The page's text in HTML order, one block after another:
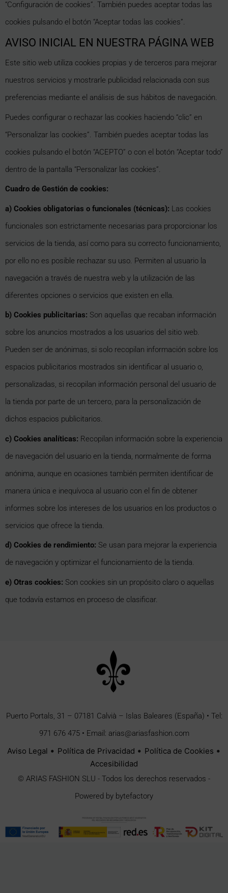
“Configuración de cookies”. También puedes aceptar todas las
cookies pulsando el botón “Aceptar todas las cookies”.
AVISO INICIAL EN NUESTRA PÁGINA WEB
Este sitio web utiliza cookies propias y de terceros para mejorar
nuestros servicios y mostrarle publicidad relacionada con sus
preferencias mediante el análisis de sus hábitos de navegación.
Puedes configurar o rechazar las cookies haciendo “clic” en
“Personalizar las cookies”. También puedes aceptar todas las
cookies pulsando el botón “ACEPTO” o con el botón “Aceptar todo”
dentro de la pantalla “Personalizar las cookies”.
Cuadro de Gestión de cookies:
a) Cookies obligatorias o funcionales (técnicas): Las cookies
funcionales son estrictamente necesarias para proporcionar los
servicios de la tienda, así como para su correcto funcionamiento,
por ello no es posible rechazar su uso. Permiten al usuario la
navegación a través de nuestra web y la utilización de las
diferentes opciones o servicios que existen en ella.
b) Cookies publicitarias: Son aquellas que recaban información
sobre los anuncios mostrados a los usuarios del sitio web.
Pueden ser de anónimas, si solo recopilan información sobre los
espacios publicitarios mostrados sin identificar al usuario o,
personalizadas, si recopilan información personal del usuario de
la tienda por parte de un tercero, para la personalización de
dichos espacios publicitarios.
c) Cookies analíticas: Recopilan información sobre la experiencia
de navegación del usuario en la tienda, normalmente de forma
anónima, aunque en ocasiones también permiten identificar de
manera única e inequívoca al usuario con el fin de obtener
informes sobre los intereses de los usuarios en los productos o
servicios que ofrece la tienda.
d) Cookies de rendimiento: Se usan para mejorar la experiencia
de navegación y optimizar el funcionamiento de la tienda.
e) Otras cookies: Son cookies sin un propósito claro o aquellas
que todavía estamos en proceso de clasificar.
Puerto Portals, 31 – 07181 Calvià – Islas Baleares (España) • Tel:
971 676 475• Email: arias@ariasfashion.com
Aviso Legal • Política de Privacidad • Política de Cookies •
Accesibilidad
© ARIAS FASHION SLU - Todos los derechos reservados -
Powered by bytefactory